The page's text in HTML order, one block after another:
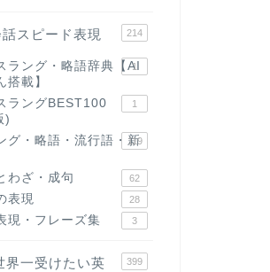
スピード表現 214
ラング・略語辞典【AI
搭載】
1
ラングBEST100
)
1
グ・略語・流行語・新
119
わざ・成句 62
表現 28
現・フレーズ集 3
界一受けたい英
399